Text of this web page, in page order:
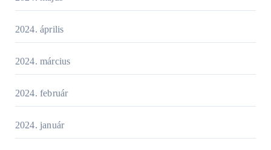
2024. április
2024. március
2024. február
2024. január